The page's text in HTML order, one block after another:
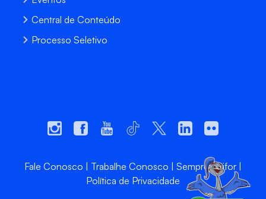
Central de Conteúdo
Processo Seletivo
Fale Conosco Trabalhe Conosco
Sempre Unifor
Política de Privacidade